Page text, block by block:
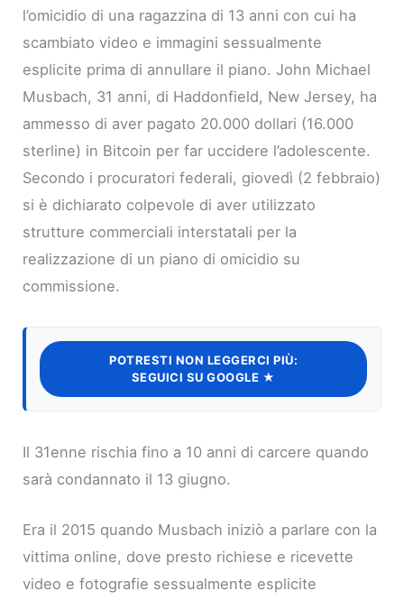
l’omicidio di una ragazzina di 13 anni con cui ha
scambiato video e immagini sessualmente
esplicite prima di annullare il piano. John Michael
Musbach, 31 anni, di Haddonfield, New Jersey, ha
ammesso di aver pagato 20.000 dollari (16.000
sterline) in Bitcoin per far uccidere l’adolescente.
Secondo i procuratori federali, giovedì (2 febbraio)
si è dichiarato colpevole di aver utilizzato
strutture commerciali interstatali per la
realizzazione di un piano di omicidio su
commissione.
POTRESTI NON LEGGERCI PIÙ:
SEGUICI SU GOOGLE ★
Il 31enne rischia fino a 10 anni di carcere quando
sarà condannato il 13 giugno.
Era il 2015 quando Musbach iniziò a parlare con la
vittima online, dove presto richiese e ricevette
video e fotografie sessualmente esplicite